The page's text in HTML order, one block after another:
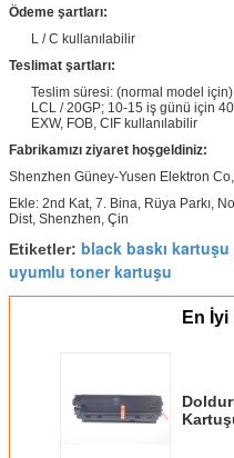
Ödeme şartları:
L / C kullanılabilir
Teslimat şartları:
Teslim süresi: (normal model
LCL / 20GP; 10-15 iş günü için
EXW, FOB, CIF kullanılabilir
Fabrikamızı ziyaret hoşgeldiniz:
Shenzhen Güney-Yusen Elektron
Ekle: 2nd Kat, 7. Bina, Rüya Parkı,
Dist, Shenzhen, Çin
Etiketler: black baskı kartuşu
uyumlu toner kartuşu
En İyi
Kartuşu